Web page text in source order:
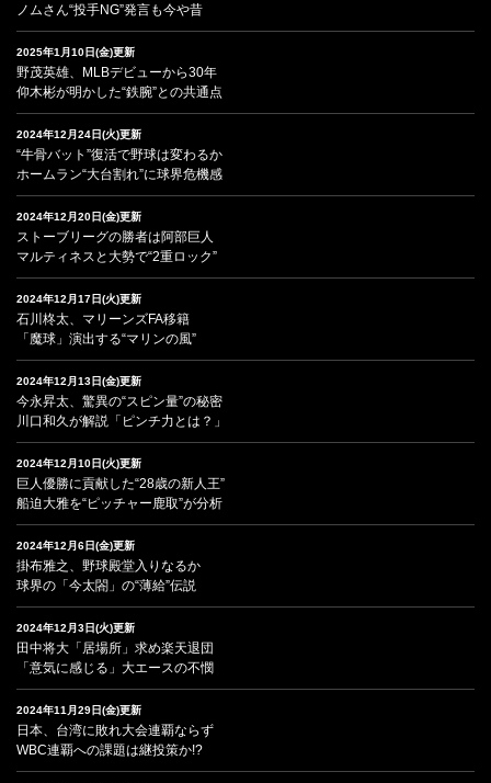
ノムさん“投手NG”発言も今や昔
2025年1月10日(金)更新
野茂英雄、MLBデビューから30年
仰木彬が明かした“鉄腕”との共通点
2024年12月24日(火)更新
“牛骨バット”復活で野球は変わるか
ホームラン“大台割れ”に球界危機感
2024年12月20日(金)更新
ストーブリーグの勝者は阿部巨人
マルティネスと大勢で“2重ロック”
2024年12月17日(火)更新
石川柊太、マリーンズFA移籍
「魔球」演出する“マリンの風”
2024年12月13日(金)更新
今永昇太、驚異の“スピン量”の秘密
川口和久が解説「ピンチ力とは？」
2024年12月10日(火)更新
巨人優勝に貢献した“28歳の新人王”
船迫大雅を“ピッチャー鹿取”が分析
2024年12月6日(金)更新
掛布雅之、野球殿堂入りなるか
球界の「今太閤」の“薄給”伝説
2024年12月3日(火)更新
田中将大「居場所」求め楽天退団
「意気に感じる」大エースの不憫
2024年11月29日(金)更新
日本、台湾に敗れ大会連覇ならず
WBC連覇への課題は継投策か!?